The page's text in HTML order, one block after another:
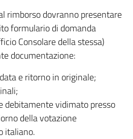
rimborso dovranno presentare
formulario di domanda
Consolare della stessa)
documentazione:
e ritorno in originale;
debitamente vidimato presso
della votazione
italiano.